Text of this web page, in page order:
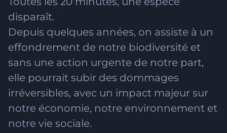
disparaît.
Depuis quelques années, on assiste à un
effondrement de notre biodiversité et
sans une action urgente de notre part,
elle pourrait subir des dommages
irréversibles, avec un impact majeur sur
notre économie, notre environnement et
notre vie sociale.